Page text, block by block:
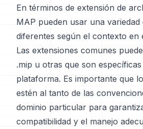
En términos de extensión de
MAP pueden usar una variedad
diferentes según el contexto en
Las extensiones comunes
.mip u otras que son
plataforma. Es importante que
estén al tanto de las
dominio particular para
compatibilidad y el manejo